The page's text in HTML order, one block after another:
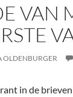
VAN
OLDENBURGER
in de